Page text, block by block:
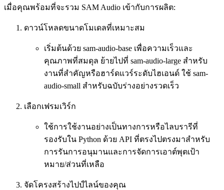
เมื่อคุณพร้อมที่จะรวม SAM Audio เข้ากับการผลิต:
ดาวน์โหลดขนาดโมเดลที่เหมาะสม
เริ่มต้นด้วย sam-audio-base เพื่อความเร็วและ
คุณภาพที่สมดุล ย้ายไปที่ sam-audio-large สำหรับ
งานที่สำคัญหรือฮาร์ดแวร์ระดับไฮเอนด์ ใช้ sam-
audio-small สำหรับฉบับร่างอย่างรวดเร็ว
เลือกเฟรมเวิร์ก
ใช้การใช้งานอย่างเป็นทางการหรือไลบรารีที่
รองรับใน Python ด้วย API ที่ตรงไปตรงมาสำหรับ
การรันการอนุมานและการจัดการเอาต์พุตเป้า
หมาย/ส่วนที่เหลือ
จัดโครงสร้างไปป์ไลน์ของคุณ